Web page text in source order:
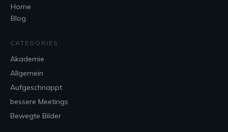
Home
Blog
CATEGORIES
Akademie
Allgemein
Aufgeschnappt
bessere Meetings
Bewegte Bilder